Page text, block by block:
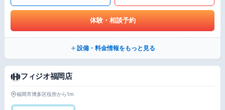
体験・相談予約
設備・料金情報をもっと見る
フィジオ福岡店
福岡市博多区役所から1m